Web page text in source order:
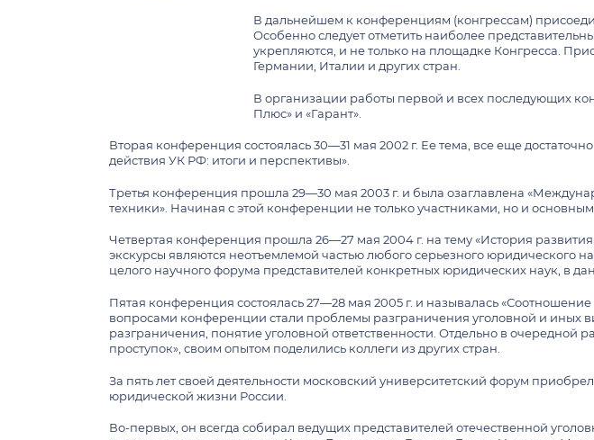
Общая информация для поступающих в аспирантуру
Прием в аспирантуру иностранных граждан
План приема в аспирантуру
Количество поданных заявлений
Расписание этапов вступительного испытания
Результаты вступительного испытания
Списки рекомендованных к зачислению
Приказы о зачислении в аспирантуру
Объявления для поступающих в аспирантуру
ВТОРОЕ ВЫСШЕЕ ОБРАЗОВАНИЕ
Общая информация о спецотделении (второе высшее
образование)
Дни открытых дверей и выставки
Программа льготного питания студентов
Справочник студента
День за днем
Студенческие научные общества
Организации студенческого самоуправления
Внеучебная деятельность студентов
Клиника правового просвещения «Живое право»
ПЛАТНОЕ ОБУЧЕНИЕ
Процедуры взаимодействия
Банковские реквизиты
Криминалистический центр
Учебно-научный центр конституционализма и местного
самоуправления (на правах лаборатории)
Научно-образовательный центр «Правовое регулирование
предпринимательской деятельности»
Научно-образовательный центр «Энергетика и право»
Научно-образовательный центр «Корпоративное право»
Научно-образовательный центр «Информационное и цифровое
право»
Научно-образовательный центр «Комплаенс»
Научно-образовательный центр «Международные конкурсы по
праву»
Научно-образовательный центр «Противодействие
организованной преступности и коррупции»
Научно-образовательный центр «Правоприменительная практика
и СМИ»
Центр нотариального права «Путь к закону»
Центр азиатских правовых исследований
В дальнейшем к конференциям (конгрессам)
Особенно следует отметить наиболее
укрепляются, и не только на площадке Конгресса.
Германии, Италии и других стран.
В организации работы первой и всех последующих
Плюс» и «Гарант».
Вторая конференция состоялась 30—31 мая 2002 г. Ее тема, все еще
действия УК РФ: итоги и перспективы».
Третья конференция прошла 29—30 мая 2003 г. и была озаглавлена
техники». Начиная с этой конференции не только участниками, но и
Четвертая конференция прошла 26—27 мая 2004 г. на тему «История
экскурсы являются неотъемлемой частью любого серьезного юридического
целого научного форума представителей конкретных юридических наук, в
Пятая конференция состоялась 27—28 мая 2005 г. и называлась
вопросами конференции стали проблемы разграничения уголовной и иных
разграничения, понятие уголовной ответственности. Отдельно в
проступок», своим опытом поделились коллеги из других стран.
За пять лет своей деятельности московский университетский форум
юридической жизни России.
Во-первых, он всегда собирал ведущих представителей отечественной